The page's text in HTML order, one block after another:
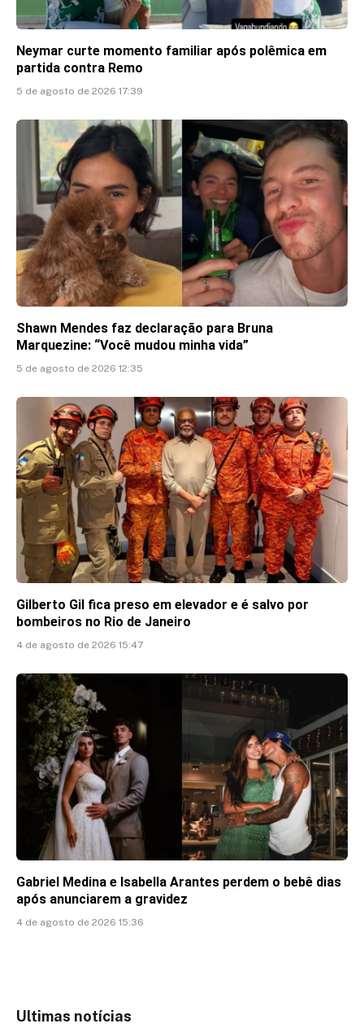
Neymar curte momento familiar após polêmica em
partida contra Remo
5 de agosto de 2026 17:39
Shawn Mendes faz declaração para Bruna
Marquezine: “Você mudou minha vida”
5 de agosto de 2026 12:35
Gilberto Gil fica preso em elevador e é salvo por
bombeiros no Rio de Janeiro
4 de agosto de 2026 15:47
Gabriel Medina e Isabella Arantes perdem o bebê dias
após anunciarem a gravidez
4 de agosto de 2026 15:36
Ultimas notícias